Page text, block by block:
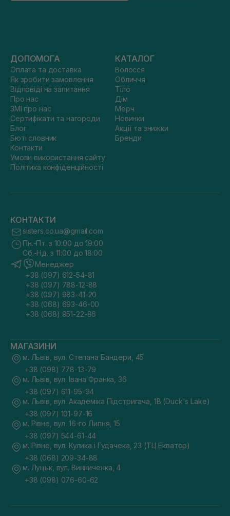
ДОПОМОГА
Оплата та доставка
Як зробити замовлення
Відповіді на запитання
Про нас
ЗМІ про нас
Сертифікати та нагороди
Блог
Бюті словник
Контакти
Умови використання сайту
Політика конфіденційності
КАТАЛОГ
Волосся
Обличчя
Тіло
Дім
Мерч
Новинки
Акції та знижки
Бренди
КОНТАКТИ
sisters.co.ua@gmail.com
Пн.-Пт. з 10:00 до 19:00
Сб.-Нд. з 11:00 до 18:00
Менеджер
+38 (097) 612-54-81
+38 (097) 788-12-88
+38 (097) 983-41-20
+38 (068) 693-46-00
+38 (068) 951-22-86
МАГАЗИНИ
м. Львів, вул. Степана Бандери, 45
+38 (098) 778-13-79
м. Львів, вул. Івана Франка, 36
+38 (097) 611-95-94
м. Львів, вул. Академіка Підстригача, 1В (Duck's Lake)
+38 (097) 101-97-16
м. Рівне, вул. 16-го Липня, 15
+38 (097) 544-61-44
м. Рівне, вул. Кулика і Гудачека, 23 (ТЦ Екватор)
+38 (068) 209-34-88
м. Луцьк, вул. Винниченка, 4
+38 (098) 076-60-62